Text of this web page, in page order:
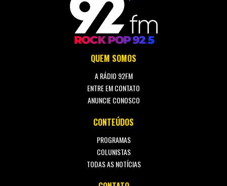
QUEM SOMOS
A RÁDIO 92FM
ENTRE EM CONTATO
ANUNCIE CONOSCO
CONTEÚDOS
PROGRAMAS
COLUNISTAS
TODAS AS NOTÍCIAS